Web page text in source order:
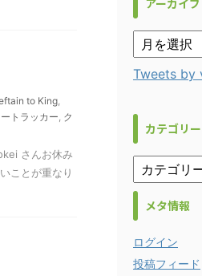
to King,
トラッカー, ク
さんお休み
ことが重なり
アーカイブ
Tweets by
カテゴリー
メタ情報
ログイン
投稿フィード